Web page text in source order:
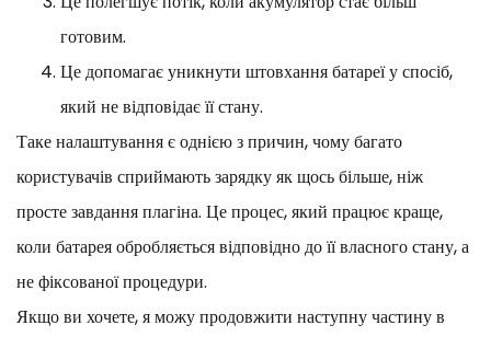
готовим.
Це допомагає уникнути штовхання батареї у спосіб,
який не відповідає її стану.
Таке налаштування є однією з причин, чому багато
користувачів сприймають зарядку як щось більше, ніж
просте завдання плагіна. Це процес, який працює краще,
коли батарея обробляється відповідно до її власного стану, а
не фіксованої процедури.
Якщо ви хочете, я можу продовжити наступну частину в